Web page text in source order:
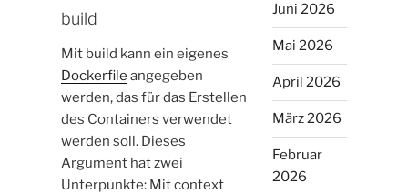
build
Mit build kann ein eigenes
Dockerfile angegeben
werden, das für das Erstellen
des Containers verwendet
werden soll. Dieses
Argument hat zwei
Unterpunkte: Mit context
Juni 2026
Mai 2026
April 2026
März 2026
Februar
2026